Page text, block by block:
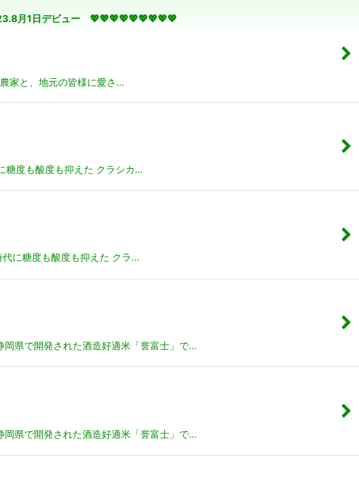
1日デビュー 💖💖💖💖💖💖💖💖💖
家と、地元の皆様に愛さ…
度も酸度も抑えた クラシカ…
に糖度も酸度も抑えた クラ…
県で開発された酒造好適米「誉富士」で…
県で開発された酒造好適米「誉富士」で…